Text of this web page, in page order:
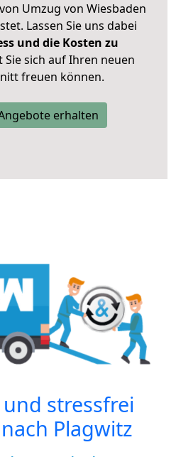
Umzug von Wiesbaden
Lassen Sie uns dabei
und die Kosten zu
Sie sich auf Ihren neuen
freuen können.
erhalten
stressfrei
Plagwitz